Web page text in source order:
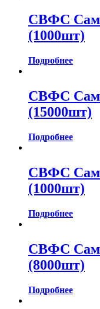
СВФС
(1000шт)
Подробнее
СВФС
(15000шт)
Подробнее
СВФС
(1000шт)
Подробнее
СВФС
(8000шт)
Подробнее